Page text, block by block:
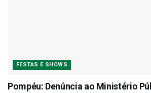
FESTAS E SHOWS
Pompéu: Denúncia ao Ministério